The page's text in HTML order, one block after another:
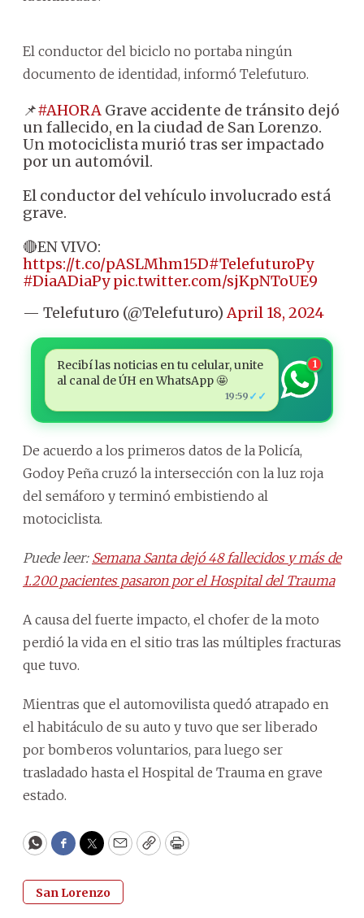
El conductor del biciclo no portaba ningún
documento de identidad, informó Telefuturo.
📌#AHORA Grave accidente de tránsito dejó
un fallecido, en la ciudad de San Lorenzo.
Un motociclista murió tras ser impactado
por un automóvil.
El conductor del vehículo involucrado está
grave.
🔴EN VIVO:
https://t.co/pASLMhm15D#TelefuturoPy
#DiaADiaPy pic.twitter.com/sjKpNToUE9
— Telefuturo (@Telefuturo)April 18, 2024
Recibí las noticias en tu celular, unite
al canal de ÚH en WhatsApp 🤩
19:59 ✓✓
1
De acuerdo a los primeros datos de la Policía,
Godoy Peña cruzó la intersección con la luz roja
del semáforo y terminó embistiendo al
motociclista.
Puede leer: Semana Santa dejó 48 fallecidos y más de
1.200 pacientes pasaron por el Hospital del Trauma
A causa del fuerte impacto, el chofer de la moto
perdió la vida en el sitio tras las múltiples fracturas
que tuvo.
Mientras que el automovilista quedó atrapado en
el habitáculo de su auto y tuvo que ser liberado
por bomberos voluntarios, para luego ser
trasladado hasta el Hospital de Trauma en grave
estado.
WhatsApp
Facebook
Twitter
EmailCopyPrint
San Lorenzo